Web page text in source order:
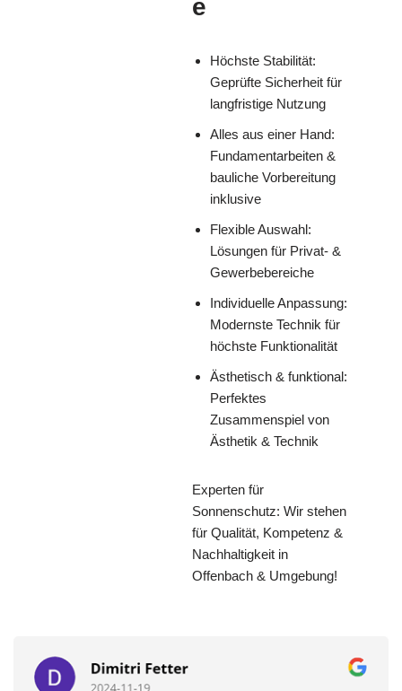
e
Höchste Stabilität:
Geprüfte Sicherheit für
langfristige Nutzung
Alles aus einer Hand:
Fundamentarbeiten &
bauliche Vorbereitung
inklusive
Flexible Auswahl:
Lösungen für Privat- &
Gewerbebereiche
Individuelle Anpassung:
Modernste Technik für
höchste Funktionalität
Ästhetisch & funktional:
Perfektes
Zusammenspiel von
Ästhetik & Technik
Experten für
Sonnenschutz: Wir stehen
für Qualität, Kompetenz &
Nachhaltigkeit in
Offenbach & Umgebung!